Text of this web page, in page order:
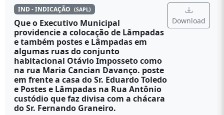
IND - INDICAÇÃO (SAPL)
Que o Executivo Municipal
providencie a colocação de Lâmpadas
e também postes e Lâmpadas em
algumas ruas do conjunto
habitacional Otávio Imposseto como
na rua Maria Cancian Davanço. poste
em frente a casa do Sr. Eduardo Toledo
e Postes e Lâmpadas na Rua Antônio
custódio que faz divisa com a chácara
do Sr. Fernando Graneiro.
Download